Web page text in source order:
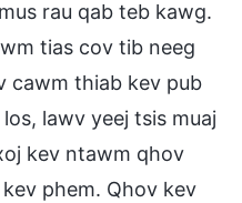
rau qab teb kawg.
tias cov tib neeg
cawm thiab kev pub
lawv yeej tsis muaj
kev ntawm qhov
phem. Qhov kev